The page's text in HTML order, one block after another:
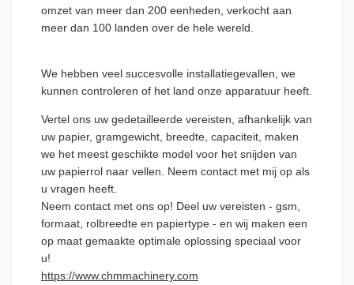
omzet van meer dan 200 eenheden, verkocht aan
meer dan 100 landen over de hele wereld.
We hebben veel succesvolle installatiegevallen, we
kunnen controleren of het land onze apparatuur heeft.
Vertel ons uw gedetailleerde vereisten, afhankelijk van
uw papier, gramgewicht, breedte, capaciteit, maken
we het meest geschikte model voor het snijden van
uw papierrol naar vellen. Neem contact met mij op als
u vragen heeft.
Neem contact met ons op! Deel uw vereisten - gsm,
formaat, rolbreedte en papiertype - en wij maken een
op maat gemaakte optimale oplossing speciaal voor
u!
https://www.chmmachinery.com